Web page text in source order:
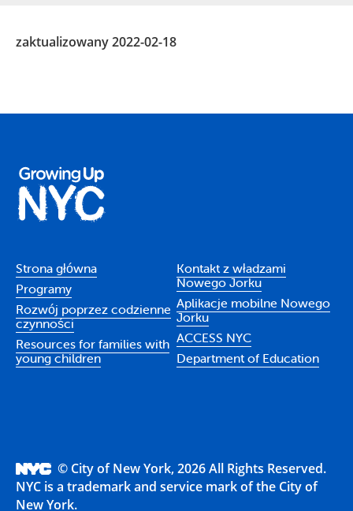
zaktualizowany 2022-02-18
Strona główna
Programy
Rozwój poprzez codzienne
czynności
Resources for families with
young children
Kontakt z władzami
Nowego Jorku
Aplikacje mobilne Nowego
Jorku
ACCESS NYC
Department of Education
© City of New York, 2026 All Rights Reserved.
NYC is a trademark and service mark of the City of
New York.